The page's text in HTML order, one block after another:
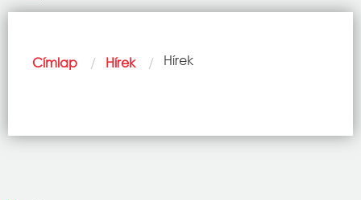
navigáció
Morzsa
Címlap Hírek Current:
Hírek